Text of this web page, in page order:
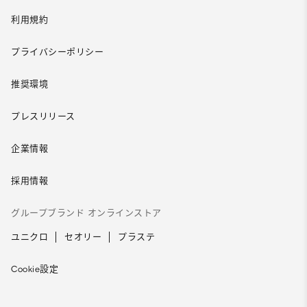
利用規約
プライバシーポリシー
推奨環境
プレスリリース
企業情報
採用情報
グループブランド オンラインストア
ユニクロ セオリー プラステ
Cookie設定